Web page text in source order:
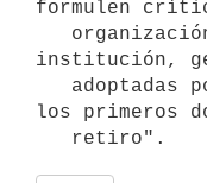
formulen
institución,
los primeros